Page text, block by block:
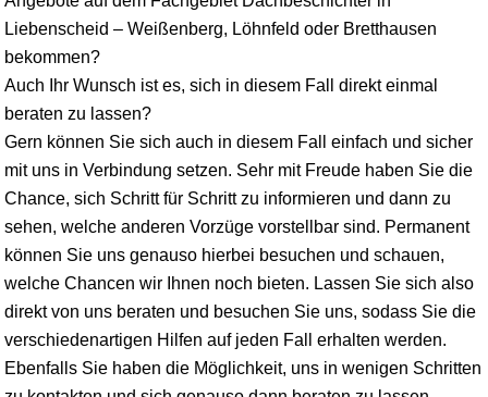
Liebenscheid – Weißenberg, Löhnfeld oder Bretthausen
bekommen?
Auch Ihr Wunsch ist es, sich in diesem Fall direkt einmal
beraten zu lassen?
Gern können Sie sich auch in diesem Fall einfach und sicher
mit uns in Verbindung setzen. Sehr mit Freude haben Sie die
Chance, sich Schritt für Schritt zu informieren und dann zu
sehen, welche anderen Vorzüge vorstellbar sind. Permanent
können Sie uns genauso hierbei besuchen und schauen,
welche Chancen wir Ihnen noch bieten. Lassen Sie sich also
direkt von uns beraten und besuchen Sie uns, sodass Sie die
verschiedenartigen Hilfen auf jeden Fall erhalten werden.
Ebenfalls Sie haben die Möglichkeit, uns in wenigen Schritten